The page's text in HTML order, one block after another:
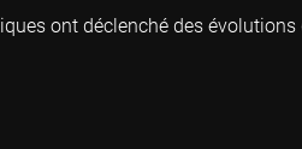
ont déclenché des